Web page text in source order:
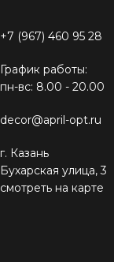
+7 (967) 460 95 28
График работы:
пн-вс: 8.00 - 20.00
decor@april-opt.ru
г. Казань
Бухарская улица, 3
смотреть на карте